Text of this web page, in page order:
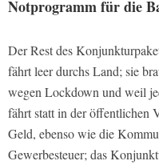
Notprogramm für die
Der Rest des
fährt leer durchs Land; sie
wegen Lockdown und weil
fährt statt in der öffentlichen
Geld, ebenso wie die
Gewerbesteuer; das